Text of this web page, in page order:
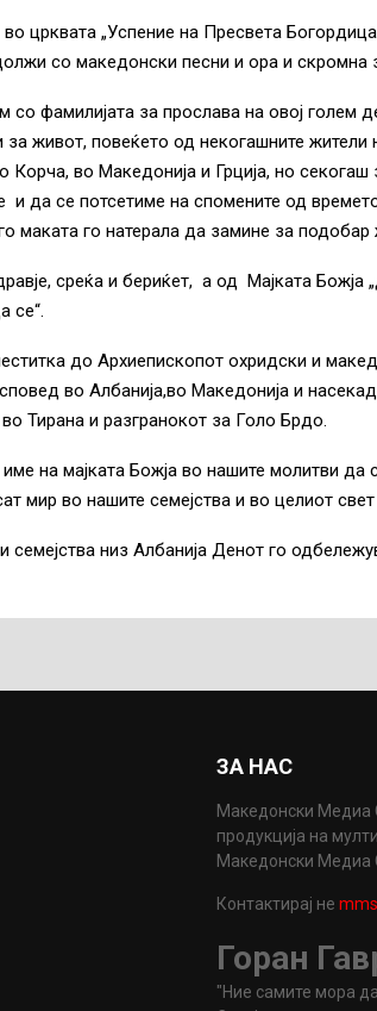
црквата „Успение на Пресвета
со македонски песни и ора и скромна
со фамилијата за прослава на овој голем
за живот, повеќето од некогашните
Корча, во Македонија и Грција, но секогаш
и да се потсетиме на спомените од
маката го натерала да замине за
среќа и бериќет, а од Мајката Божја
се“.
до Архиепископот охридски и
во Албанија,во Македонија и
Тирана и разгранокот за Голо Брдо.
на мајката Божја во нашите молитви
мир во нашите семејства и во целиот
семејства низ Албанија Денот го
ЗА НАС
Македонски Медиа
продукција на
Македонски Медиа
Контактирај не
Горан
"Ние самите мора